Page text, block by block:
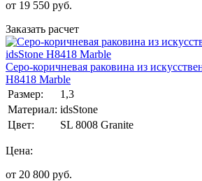
от 19 550 руб.
Заказать расчет
Серо-коричневая раковина из
H8418 Marble
Размер:
1,3
Материал: idsStone
Цвет:
SL 8008 Granite
Цена:
от 20 800 руб.